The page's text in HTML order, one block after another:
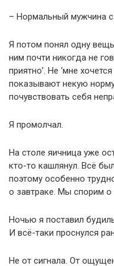
– Нормальный мужчина
Я потом понял одну
ним почти никогда не
приятно’. Не ‘мне
показывают некую
почувствовать себя
Я промолчал.
На столе яичница уже
кто-то кашлянул. Всё
поэтому особенно
о завтраке. Мы спорим о
Ночью я поставил
И всё-таки проснулся
Не от сигнала. От